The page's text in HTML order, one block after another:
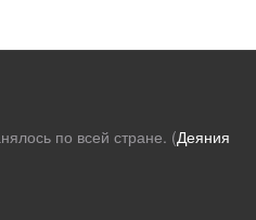
по всей стране. (Деяния